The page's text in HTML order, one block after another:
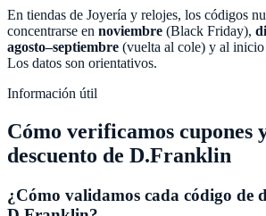
En tiendas de Joyería y relojes, los códigos
concentrarse en noviembre (Black Friday),
agosto–septiembre (vuelta al cole) y al inicio
Los datos son orientativos.
Información útil
Cómo verificamos cupones
descuento de D.Franklin
¿Cómo validamos cada código de